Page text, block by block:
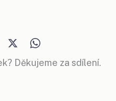
Děkujeme za sdílení.